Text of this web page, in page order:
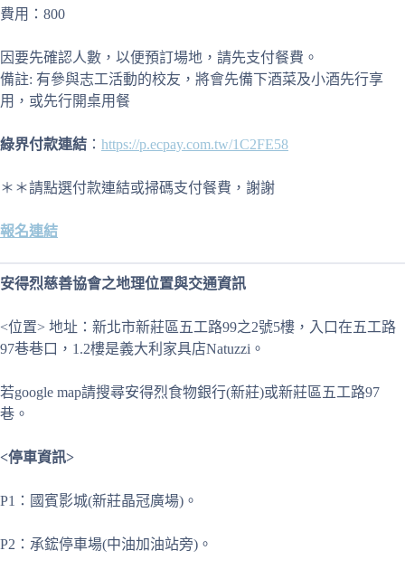
費用：800
因要先確認人數，以便預訂場地，請先支付餐費。
備註: 有參與志工活動的校友，將會先備下酒菜及小酒先行享
用，或先行開桌用餐
綠界付款連結 ： https://p.ecpay.com.tw/1C2FE58
＊＊請點選付款連結或掃碼支付餐費，謝謝
報名連結
安得烈慈善協會之地理位置與交通資訊
<位置> 地址：新北市新莊區五工路99之2號5樓，入口在五工路
97巷巷口，1.2樓是義大利家具店Natuzzi。
若google map請搜尋安得烈食物銀行(新莊)或新莊區五工路97
巷。
<停車資訊>
P1：國賓影城(新莊晶冠廣場)。
P2：承鋐停車場(中油加油站旁)。